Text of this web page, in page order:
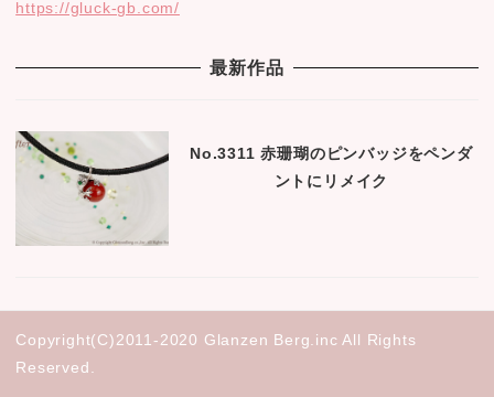
https://gluck-gb.com/
最新作品
No.3311 赤珊瑚のピンバッジをペンダ
ントにリメイク
Copyright(C)2011-2020 Glanzen Berg.inc All Rights
Reserved.